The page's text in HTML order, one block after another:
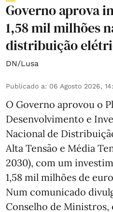
Governo aprova
1,58 mil milhões
distribuição
DN/Lusa
Publicado a: 06 Agosto 2026,
O Governo aprovou o
Desenvolvimento e
Nacional de
Alta Tensão e Média
2030), com um
1,58 mil milhões de
Num comunicado
Conselho de Ministros,